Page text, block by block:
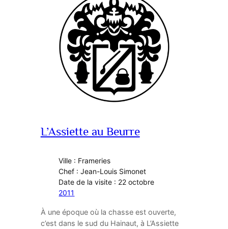
L’Assiette au Beurre
Ville : Frameries
Chef : Jean-Louis Simonet
Date de la visite : 22 octobre
2011
À une époque où la chasse est ouverte,
c’est dans le sud du Hainaut, à L’Assiette